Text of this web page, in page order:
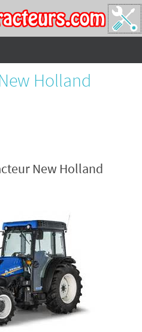
Holland
New Holland